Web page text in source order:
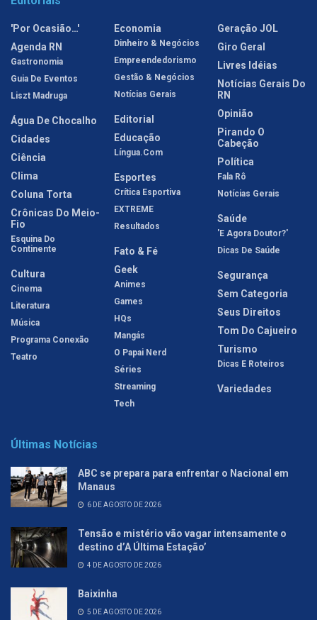
'Por Ocasião…'
Agenda RN
Gastronomia
Guia De Eventos
Liszt Madruga
Água De Chocalho
Cidades
Ciência
Clima
Coluna Torta
Crônicas Do Meio-
Fio
Esquina Do
Continente
Cultura
Cinema
Literatura
Música
Programa Conexão
Teatro
Economia
Dinheiro & Negócios
Empreendedorismo
Gestão & Negócios
Notícias Gerais
Editorial
Educação
Língua.com
Esportes
Crítica Esportiva
EXTREME
Resultados
Fato & Fé
Geek
Animes
Games
HQs
Mangás
O Papai Nerd
Séries
Streaming
Tech
Geração JOL
Giro Geral
Livres Idéias
Notícias Gerais Do
RN
Opinião
Pirando O
Cabeção
Política
Fala Rô
Notícias Gerais
Saúde
'E Agora Doutor?'
Dicas De Saúde
Segurança
Sem Categoria
Seus Direitos
Tom Do Cajueiro
Turismo
Dicas E Roteiros
Variedades
Últimas Notícias
ABC se prepara para enfrentar o Nacional em
Manaus
6 DE AGOSTO DE 2026
Tensão e mistério vão vagar intensamente o
destino d’A Última Estação’
4 DE AGOSTO DE 2026
Baixinha
5 DE AGOSTO DE 2026